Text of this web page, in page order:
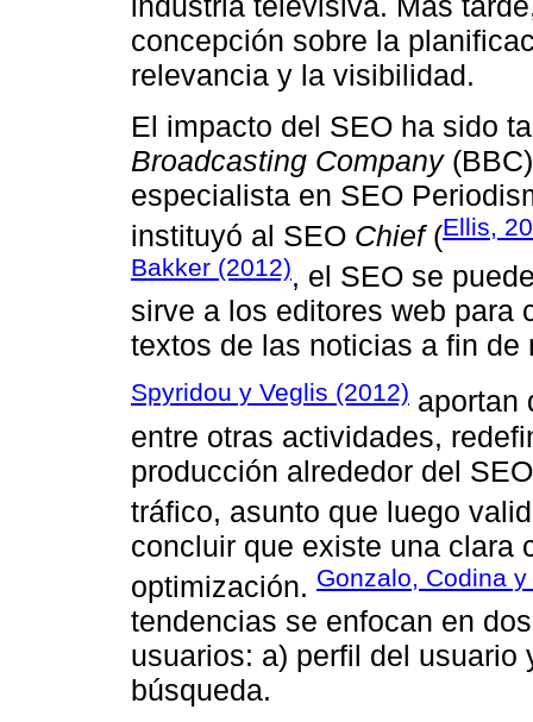
concepción sobre la
relevancia y la visibilidad.
El impacto del SEO ha sido
Broadcasting Company
especialista en SEO
instituyó al SEO Chief(Ellis,
Bakker (2012), el SEO se
sirve a los editores web para
textos de las noticias a fin
Spyridou y Veglis (2012) aportan
entre otras actividades,
producción alrededor del
tráfico, asunto que luego
concluir que existe una clara
optimización. Gonzalo, Codina
tendencias se enfocan en
usuarios: a) perfil del
búsqueda.